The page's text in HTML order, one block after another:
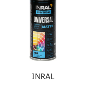
INRAL